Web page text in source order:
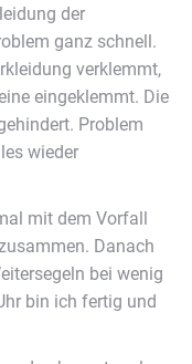
der
ganz schnell.
verklemmt,
eingeklemmt. Die
Problem
wieder
mit dem Vorfall
Danach
bei wenig
bin ich fertig und